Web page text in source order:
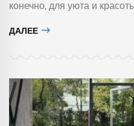
конечно, для уюта и
ДАЛЕЕ